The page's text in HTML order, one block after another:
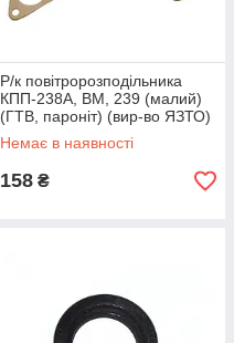
Р/к повітророзподільника
КПП-238А, ВМ, 239 (малий)
(ГТВ, пароніт) (вир-во ЯЗТО)
238-1723001-01
Немає в наявності
158 ₴